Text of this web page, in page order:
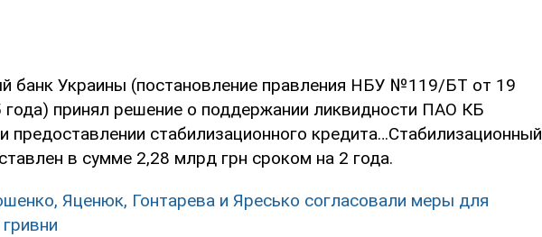
банк Украины (постановление правления НБУ №119/БТ от 19
принял решение о поддержании ликвидности ПАО КБ
предоставлении стабилизационного кредита…Стабилизационный
в сумме 2,28 млрд грн сроком на 2 года.
Яценюк, Гонтарева и Яресько согласовали меры для